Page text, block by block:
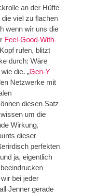
an der Hüfte
viel zu flachen
wenn wir uns die
Feel-Good-With-
rufen, blitzt
durch: Wäre
die. „Gen-Y
Netzwerke mit
diesen Satz
um die
Wirkung,
dieser
perfekten
ja, eigentlich
bei jeder
Jenner gerade